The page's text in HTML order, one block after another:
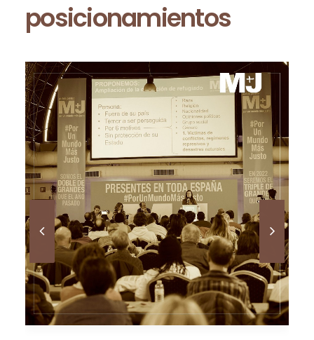
posicionamientos